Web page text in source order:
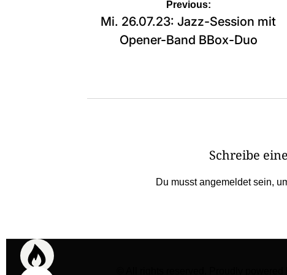
Beitragsnavigation
Previous:
Mi. 26.07.23: Jazz-Session mit
Opener-Band BBox-Duo
Schreibe
Du musstangemeldetsein,